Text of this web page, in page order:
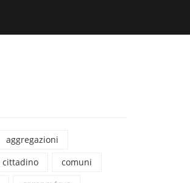
aggregazioni
cittadino
comuni